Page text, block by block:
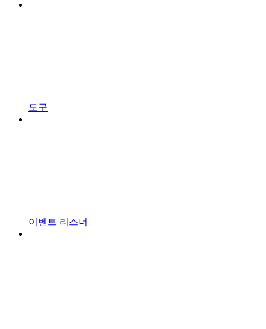
도구
이벤트 리스너